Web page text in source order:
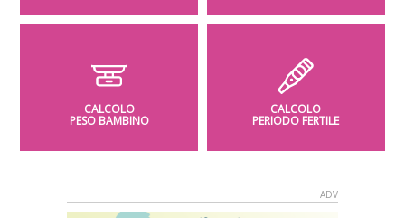
CALCOLO
PESO BAMBINO
CALCOLO
PERIODO FERTILE